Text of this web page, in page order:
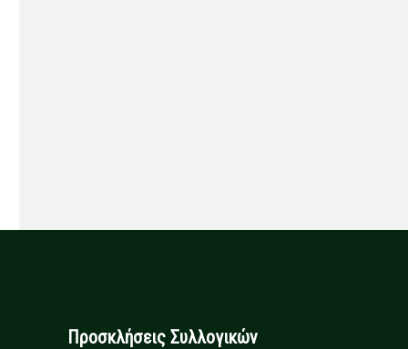
Προσκλήσεις Συλλογικών